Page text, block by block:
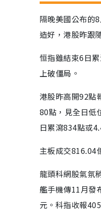
隔晚美國公布的
造好，港股昨跟
恒指雖結束6日
上破僵局。
港股昨高開92點
80點，見全日低
日累瀉834點或
主板成交816.04
龍頭科網股氣氛
艦手機傳11月發
元。科指收報